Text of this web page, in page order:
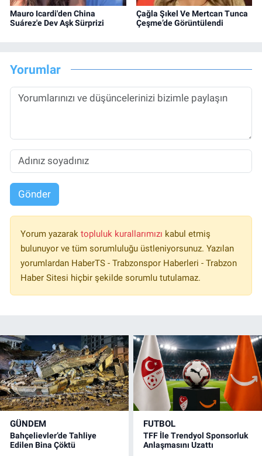
Mauro Icardi'den China
Suárez'e Dev Aşk Sürprizi
Çağla Şıkel Ve Mertcan Tunca
Çeşme’de Görüntülendi
Yorumlar
Gönder
Yorum yazarak topluluk kurallarımızı kabul etmiş
bulunuyor ve tüm sorumluluğu üstleniyorsunuz. Yazılan
yorumlardan HaberTS - Trabzonspor Haberleri - Trabzon
Haber Sitesi hiçbir şekilde sorumlu tutulamaz.
GÜNDEM
Bahçelievler’de Tahliye
Edilen Bina Çöktü
FUTBOL
TFF İle Trendyol Sponsorluk
Anlaşmasını Uzattı